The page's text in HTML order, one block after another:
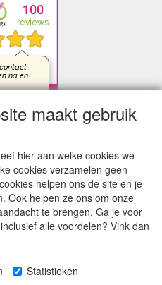
maakt gebruik
hier aan welke cookies we
cookies verzamelen geen
helpen ons de site en je
Ook helpen ze ons om onze
te brengen. Ga je voor
alle voordelen? Vink dan
Statistieken